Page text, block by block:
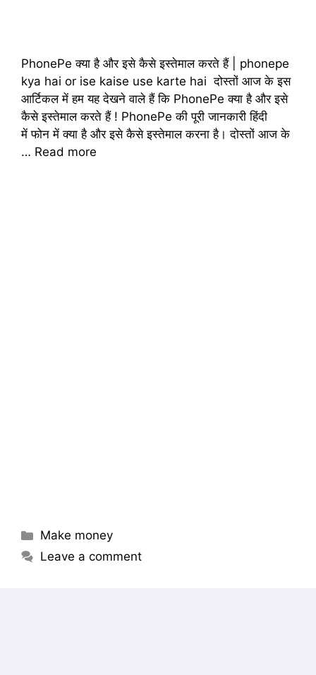
PhonePe क्या है और इसे कैसे इस्तेमाल करते हैं | phonepe
kya hai or ise kaise use karte hai दोस्तों आज के इस
आर्टिकल में हम यह देखने वाले हैं कि PhonePe क्या है और इसे
कैसे इस्तेमाल करते हैं ! PhonePe की पूरी जानकारी हिंदी
में फोन में क्या है और इसे कैसे इस्तेमाल करना है। दोस्तों आज के
… Read more
Categories
Make money
Leave a comment